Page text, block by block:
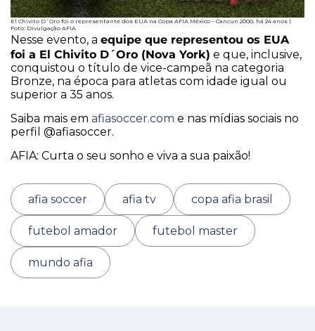
El Chivito D´Oro foi o representante dos EUA na Copa AFIA México – Cancun 2000, há 24 anos |
Foto: Divulgação AFIA
Nesse evento, a equipe que representou os EUA
foi a El Chivito D´Oro (Nova York) e que, inclusive,
conquistou o título de vice-campeã na categoria
Bronze, na época para atletas com idade igual ou
superior a 35 anos.
Saiba mais em afiasoccer.com e nas mídias sociais no
perfil @afiasoccer.
AFIA: Curta o seu sonho e viva a sua paixão!
afia soccer afia tv copa afia brasil
futebol amador futebol master
mundo afia